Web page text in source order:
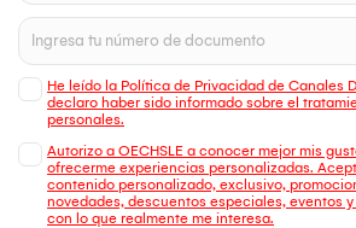
He leído la Política de Privacidad de Canales
declaro haber sido informado sobre el
personales.
Autorizo a OECHSLE a conocer mejor mis
ofrecerme experiencias personalizadas.
contenido personalizado, exclusivo,
novedades, descuentos especiales, eventos
con lo que realmente me interesa.